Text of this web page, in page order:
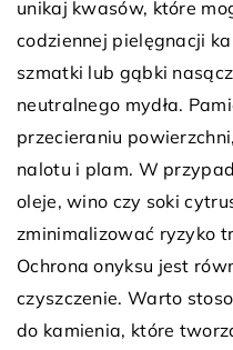
unikaj kwasów, które
codziennej pielęgnacji
szmatki lub gąbki
neutralnego mydła.
przecieraniu
nalotu i plam. W
oleje, wino czy soki
zminimalizować ryzyko
Ochrona onyksu jest
czyszczenie. Warto
do kamienia, które